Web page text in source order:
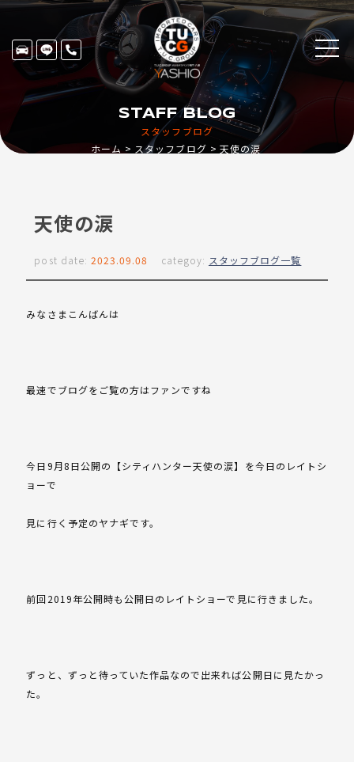
スタッフブログ
STAFF BLOG
ホーム スタッフブログ 天使の涙
天使の涙
post date: 2023.09.08 categoy: スタッフブログ一覧
みなさまこんばんは
最速でブログをご覧の方はファンですね
今日9月8日公開の【シティハンター天使の涙】を今日のレイトシ
ョーで
見に行く予定のヤナギです。
前回2019年公開時も公開日のレイトショーで見に行きました。
ずっと、ずっと待っていた作品なので出来れば公開日に見たかっ
た。